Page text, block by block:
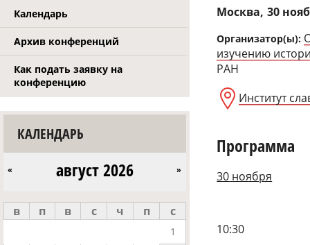
Календарь
Архив конференций
Как подать заявку на
конференцию
КАЛЕНДАРЬ
август 2026
« »
в п в с ч п с
1
Москва 30
Организатор(ы):
изучению
РАН
Институт
Программа
30 ноября
10:30